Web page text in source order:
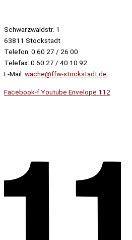
Schwarzwaldstr. 1
63811 Stockstadt
Telefon: 0 60 27 / 26 00
Telefax: 0 60 27 / 40 10 92
E-Mail: wache@ffw-stockstadt.de
Facebook-fYoutube Envelope 112